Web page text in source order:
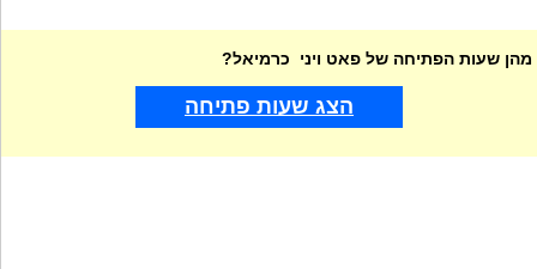
מהן שעות הפתיחה של פאט ויני כרמיאל?
הצג שעות פתיחה